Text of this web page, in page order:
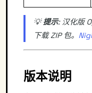
💡提示: 汉化版
下载 ZIP 包。
版本说明